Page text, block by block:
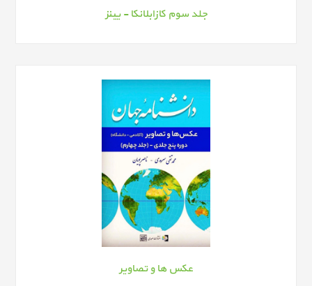
جلد سوم کازابلانکا - یینز
عکس ها و تصاویر